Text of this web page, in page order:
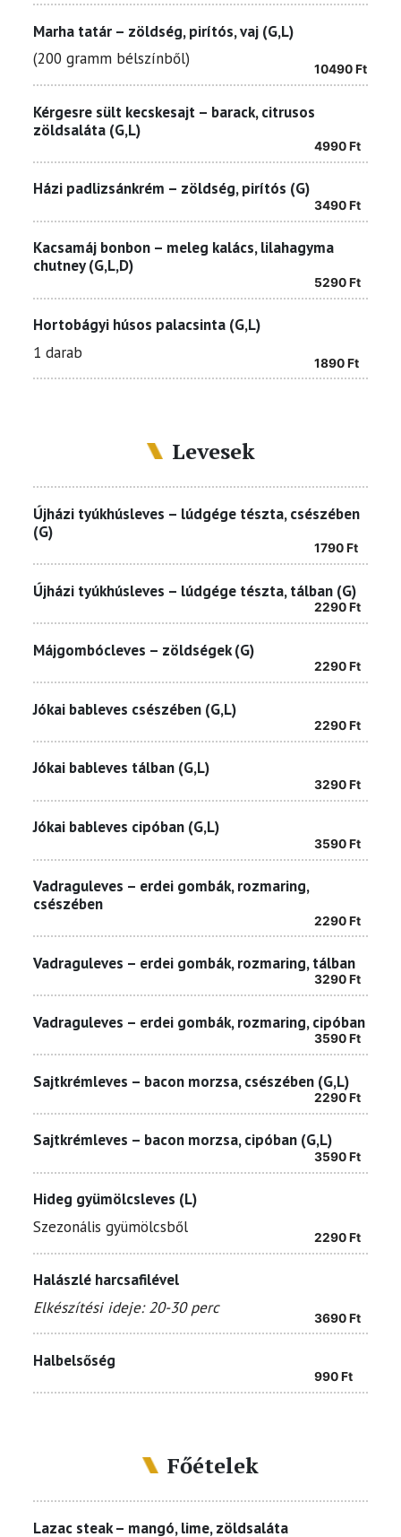
Marha tatár – zöldség, pirítós, vaj (G,L)
(200 gramm bélszínből)
10490Ft
Kérgesre sült kecskesajt – barack, citrusos
zöldsaláta (G,L)
4990Ft
Házi padlizsánkrém – zöldség, pirítós (G)
3490Ft
Kacsamáj bonbon – meleg kalács, lilahagyma
chutney (G,L,D)
5290Ft
Hortobágyi húsos palacsinta (G,L)
1 darab
1890Ft
Levesek
Újházi tyúkhúsleves – lúdgége tészta, csészében
(G)
1790Ft
Újházi tyúkhúsleves – lúdgége tészta, tálban (G)
2290Ft
Májgombócleves – zöldségek (G)
2290Ft
Jókai bableves csészében (G,L)
2290Ft
Jókai bableves tálban (G,L)
3290Ft
Jókai bableves cipóban (G,L)
3590Ft
Vadraguleves – erdei gombák, rozmaring,
csészében
2290Ft
Vadraguleves – erdei gombák, rozmaring, tálban
3290Ft
Vadraguleves – erdei gombák, rozmaring, cipóban
3590Ft
Sajtkrémleves – bacon morzsa, csészében (G,L)
2290Ft
Sajtkrémleves – bacon morzsa, cipóban (G,L)
3590Ft
Hideg gyümölcsleves (L)
Szezonális gyümölcsből
2290Ft
Halászlé harcsafilével
Elkészítési ideje: 20-30 perc
3690Ft
Halbelsőség
990Ft
Főételek
Lazac steak – mangó, lime, zöldsaláta